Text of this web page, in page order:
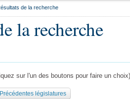
de la recherche
la recherche
sur l'un des boutons pour faire un choix)
Précédentes législatures